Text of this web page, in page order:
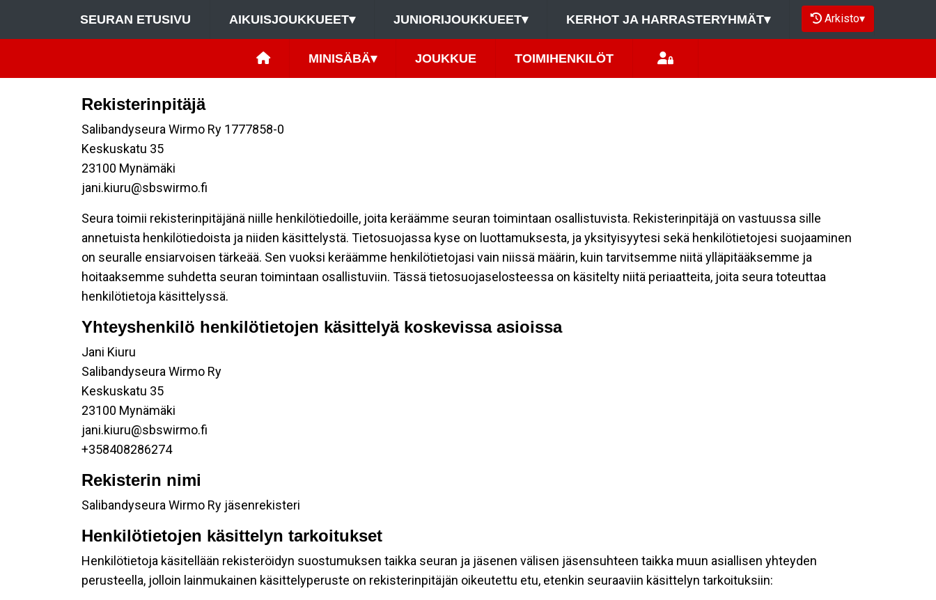
SEURAN ETUSIVU AIKUISJOUKKUEET▾ JUNIORIJOUKKUEET▾ KERHOT JA HARRASTERYHMÄT▾ Arkisto▾
MINISÄBÄ▾ JOUKKUE TOIMIHENKILÖT
Rekisterinpitäjä
Salibandyseura Wirmo Ry 1777858-0
Keskuskatu 35
23100 Mynämäki
jani.kiuru@sbswirmo.fi
Seura toimii rekisterinpitäjänä niille henkilötiedoille, joita keräämme seuran toimintaan osallistuvista. Rekisterinpitäjä on vastuussa sille
annetuista henkilötiedoista ja niiden käsittelystä. Tietosuojassa kyse on luottamuksesta, ja yksityisyytesi sekä henkilötietojesi suojaaminen
on seuralle ensiarvoisen tärkeää. Sen vuoksi keräämme henkilötietojasi vain niissä määrin, kuin tarvitsemme niitä ylläpitääksemme ja
hoitaaksemme suhdetta seuran toimintaan osallistuviin. Tässä tietosuojaselosteessa on käsitelty niitä periaatteita, joita seura toteuttaa
henkilötietoja käsittelyssä.
Yhteyshenkilö henkilötietojen käsittelyä koskevissa asioissa
Jani Kiuru
Salibandyseura Wirmo Ry
Keskuskatu 35
23100 Mynämäki
jani.kiuru@sbswirmo.fi
+358408286274
Rekisterin nimi
Salibandyseura Wirmo Ry jäsenrekisteri
Henkilötietojen käsittelyn tarkoitukset
Henkilötietoja käsitellään rekisteröidyn suostumuksen taikka seuran ja jäsenen välisen jäsensuhteen taikka muun asiallisen yhteyden
perusteella, jolloin lainmukainen käsittelyperuste on rekisterinpitäjän oikeutettu etu, etenkin seuraaviin käsittelyn tarkoituksiin: